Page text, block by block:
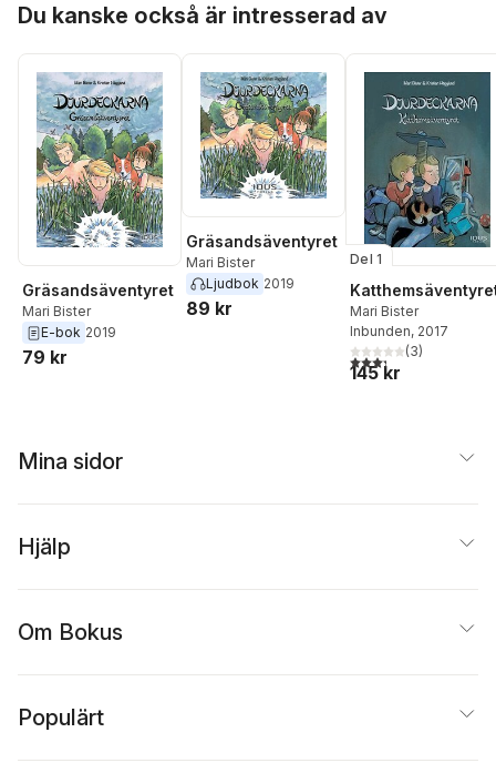
Du kanske också är intresserad av
Gräsandsäventyret
Mari Bister
E-bok 2019
79 kr
Gräsandsäventyret
Mari Bister
Ljudbok 2019
89 kr
Del 1
Mari Bister
Inbunden, 2017
3,3utav 5 stjärnor.
(3)
145 kr
Mina sidor
Hjälp
Om Bokus
Populärt